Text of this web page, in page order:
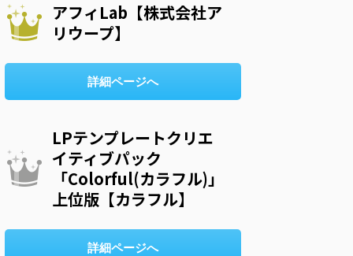
アフィLab【株式会社ア
リウープ】
詳細ページへ
LPテンプレートクリエ
イティブパック
「Colorful(カラフル)」
上位版【カラフル】
詳細ページへ